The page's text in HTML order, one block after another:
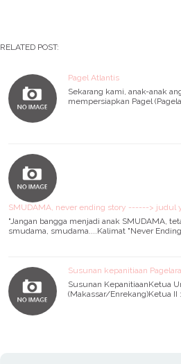
RELATED POST:
Pagel Atlantis
Sekarang kami, anak-anak
mempersiapkan Pagel
SMUDAMA, never ending story ------> judul
"Jangan bangga menjadi anak SMUDAMA,
smudama, smudama....Kalimat "Never
Susunan kepanitiaan
Susunan KepanitiaanKetua
(Makassar/Enrekang)Ketua II